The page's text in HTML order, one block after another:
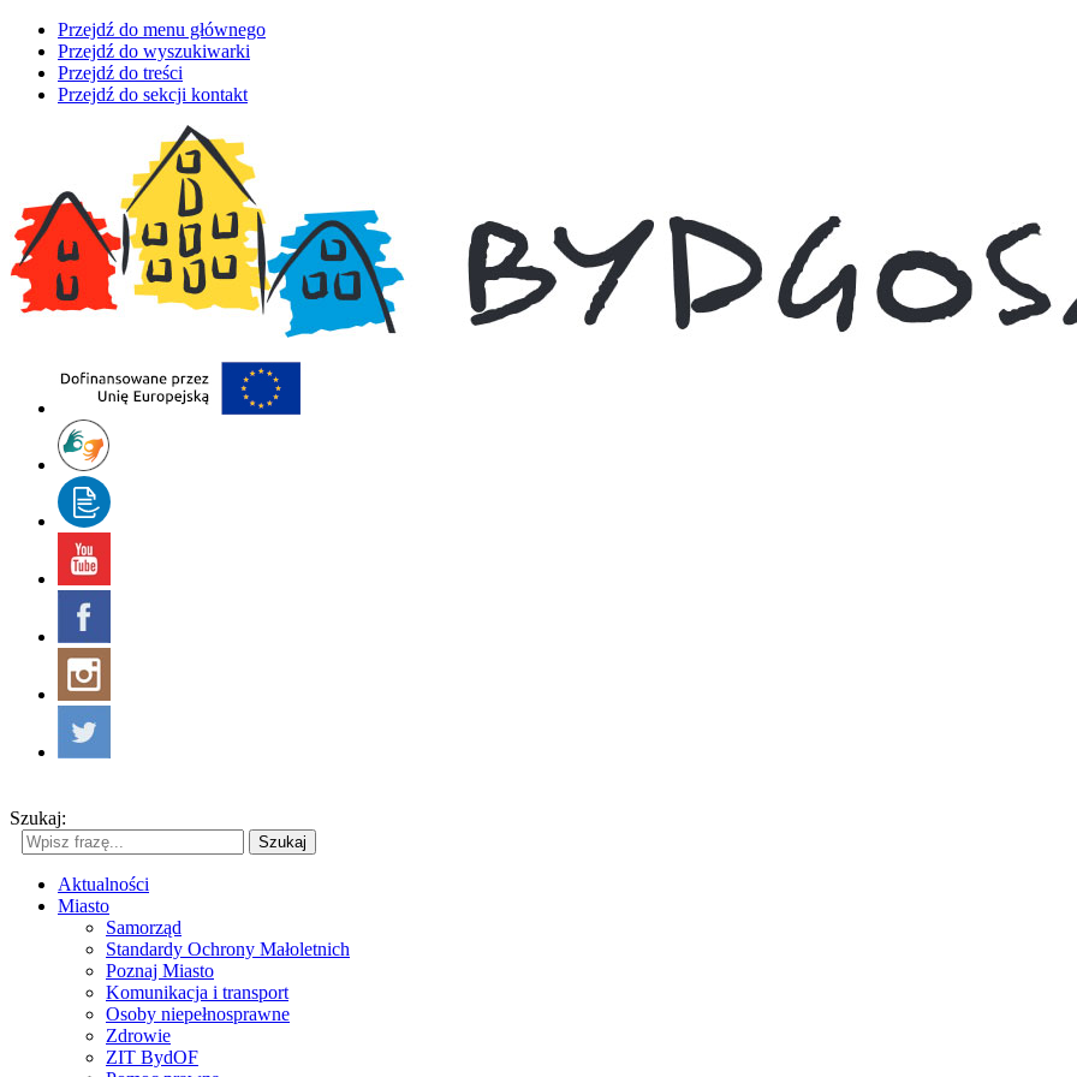
Przejdź do menu głównego
Przejdź do wyszukiwarki
Przejdź do treści
Przejdź do sekcji kontakt
Szukaj:
Szukaj
Aktualności
Miasto
Samorząd
Standardy Ochrony Małoletnich
Poznaj Miasto
Komunikacja i transport
Osoby niepełnosprawne
Zdrowie
ZIT BydOF